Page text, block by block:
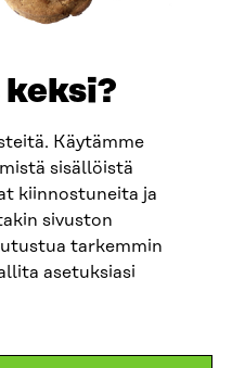
Käytämme
sisällöistä
kiinnostuneita ja
sivuston
tarkemmin
asetuksiasi